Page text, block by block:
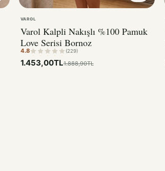
Varol Kalpli Nakışlı %100 Pamuk
Love Serisi Bornoz
4.8 (229)
1.453,00TL 1.888,90TL